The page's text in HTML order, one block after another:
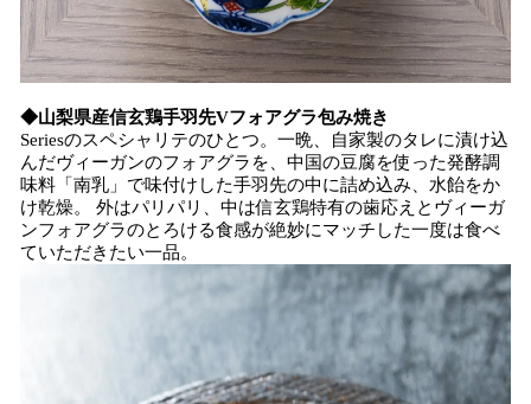
◆山梨県産信玄鶏手羽先Vフォアグラ包み焼き
Seriesのスペシャリテのひとつ。一晩、自家製のタレに漬け込
んだヴィーガンのフォアグラを、中国の豆腐を使った発酵調
味料「南乳」で味付けした手羽先の中に詰め込み、水飴をか
け乾燥。 外はパリパリ、中は信玄鶏特有の歯応えとヴィーガ
ンフォアグラのとろける食感が絶妙にマッチした一度は食べ
ていただきたい一品。